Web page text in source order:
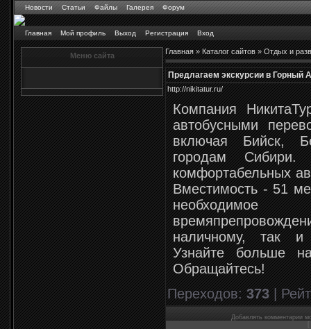
Новости Статьи Файлы Галерея Форум
Главная Мой профиль Выход Регистрация Вход
Меню сайта Главная»Каталог сайтов»Отдых и
Предлагаем экскурсии в Горный
http://nikitatur.ru/
Компания
автобусными
включая Бийск,
городам Сибири.
комфортабельных
Вместимость - 51
наличному, так и
Узнайте больше
Обращайтесь!
Переходов:373|
Добавлять комментарии